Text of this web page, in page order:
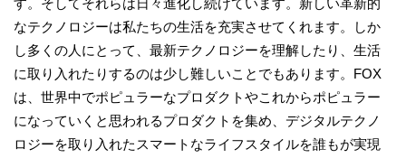
なテクノロジーは私たちの生活を充実させてくれます。しか
し多くの人にとって、最新テクノロジーを理解したり、生活
に取り入れたりするのは少し難しいことでもあります。FOX
は、世界中でポピュラーなプロダクトやこれからポピュラー
になっていくと思われるプロダクトを集め、デジタルテクノ
ロジーを取り入れたスマートなライフスタイルを誰もが実現